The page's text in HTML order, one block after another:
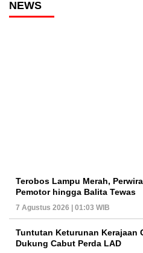
NEWS
Terobos Lampu Merah,
Pemotor hingga Balita Tewas
7 Agustus 2026 | 01:03 WIB
Tuntutan Keturunan Kerajaan
Dukung Cabut Perda LAD